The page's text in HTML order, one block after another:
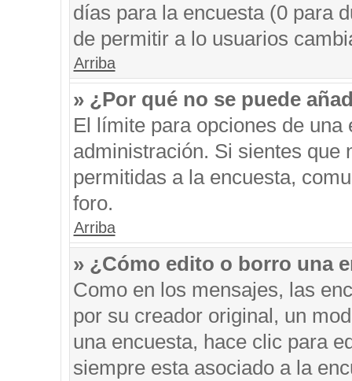
días para la encuesta (0 para
de permitir a lo usuarios
Arriba
» ¿Por qué no se puede
El límite para opciones de una
administración. Si sientes que
permitidas a la encuesta,
foro.
Arriba
» ¿Cómo edito o borro una
Como en los mensajes, las
por su creador original, un
una encuesta, hace clic para
siempre esta asociado a la